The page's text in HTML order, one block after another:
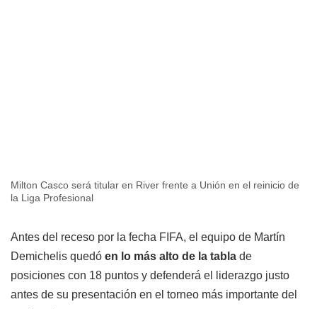
Milton Casco será titular en River frente a Unión en el reinicio de
la Liga Profesional
Antes del receso por la fecha FIFA, el equipo de Martín
Demichelis quedó en lo más alto de la tabla de
posiciones con 18 puntos y defenderá el liderazgo justo
antes de su presentación en el torneo más importante del